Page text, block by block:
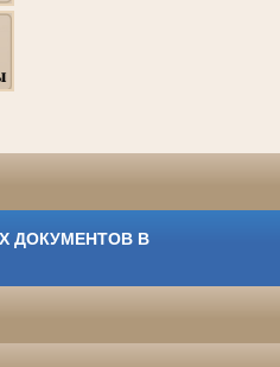
ДОКУМЕНТОВ В